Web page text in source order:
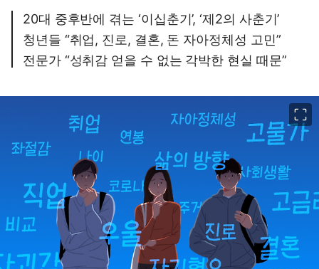
20대 중후반에 겪는 ‘이십춘기’, ‘제2의 사춘기’
청년들 “취업, 진로, 결혼, 돈 자아정체성 고민”
전문가 “성취감 얻을 수 없는 각박한 현실 때문”